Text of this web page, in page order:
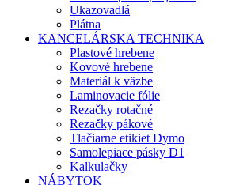
Ukazovadlá
Plátna
KANCELÁRSKA TECHNIKA
Plastové hrebene
Kovové hrebene
Materiál k väzbe
Laminovacie fólie
Rezačky rotačné
Rezačky pákové
Tlačiarne etikiet Dymo
Samolepiace pásky D1
Kalkulačky
NÁBYTOK